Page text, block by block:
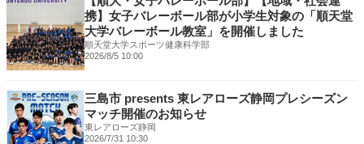
携】女子バレーボール部が小学生対象の「順天堂
大学バレーボール教室」を開催しました
順天堂大学スポーツ健康科学部
2026/8/5 10:00
三島市 presents 東レアローズ静岡プレシーズン
マッチ開催のお知らせ
東レアローズ静岡
2026/7/31 10:30